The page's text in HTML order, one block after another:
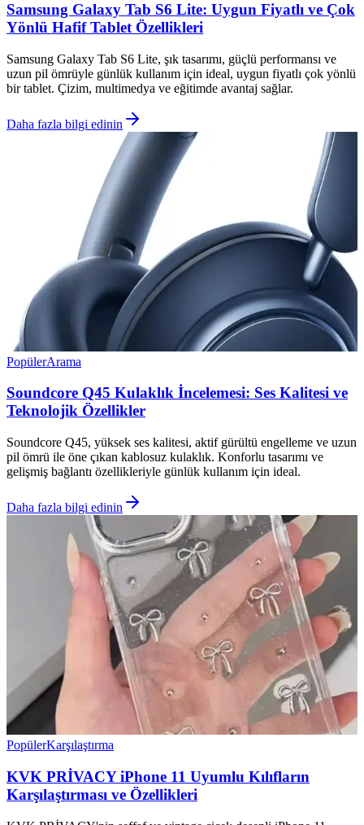
Samsung Galaxy Tab S6 Lite: Uygun Fiyatlı ve Çok
Yönlü Hafif Tablet Özellikleri
Samsung Galaxy Tab S6 Lite, şık tasarımı, güçlü performansı ve
uzun pil ömrüyle günlük kullanım için ideal, uygun fiyatlı çok yönlü
bir tablet. Çizim, multimedya ve eğitimde avantaj sağlar.
Daha fazla bilgi edinin
PopülerArama
Soundcore Q45 Kulaklık İncelemesi: Ses Kalitesi ve
Teknolojik Özellikler
Soundcore Q45, yüksek ses kalitesi, aktif gürültü engelleme ve uzun
pil ömrü ile öne çıkan kablosuz kulaklık. Konforlu tasarımı ve
gelişmiş bağlantı özellikleriyle günlük kullanım için ideal.
Daha fazla bilgi edinin
PopülerKarşılaştırma
KVK PRİVACY iPhone 11 Uyumlu Kılıfların
Karşılaştırması ve Özellikleri